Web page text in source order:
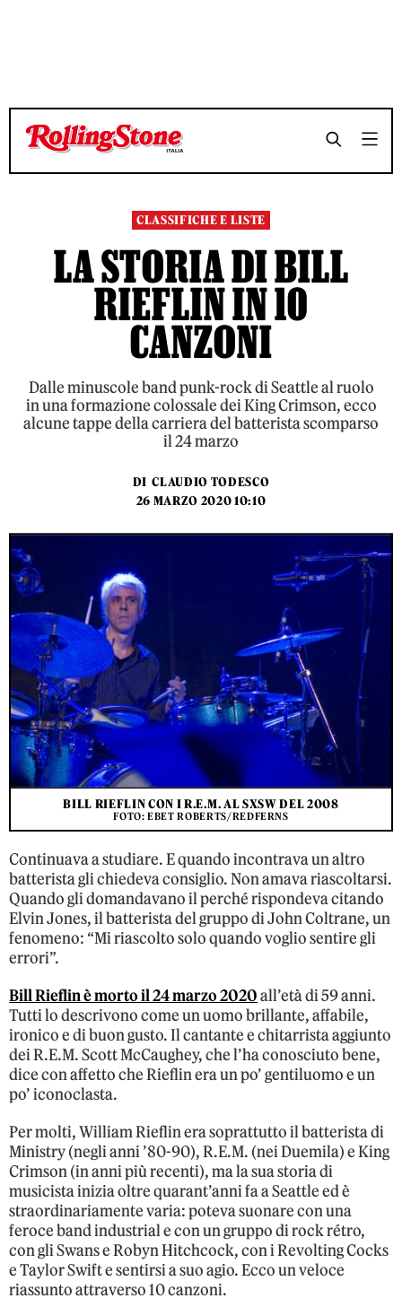
TEMPO DI LETTURA 8 MINUTI SHARE
TEMPO DI LETTURA 8 MINUTI SHARE
CLASSIFICHE E LISTE
LA STORIA DI BILL
RIEFLIN IN 10
CANZONI
Dalle minuscole band punk-rock di Seattle al ruolo
in una formazione colossale dei King Crimson, ecco
alcune tappe della carriera del batterista scomparso
il 24 marzo
DI CLAUDIO TODESCO
26 MARZO 2020 10:10
BILL RIEFLIN CON I R.E.M. AL SXSW DEL 2008
FOTO: EBET ROBERTS/REDFERNS
Continuava a studiare. E quando incontrava un altro
batterista gli chiedeva consiglio. Non amava riascoltarsi.
Quando gli domandavano il perché rispondeva citando
Elvin Jones, il batterista del gruppo di John Coltrane, un
fenomeno: “Mi riascolto solo quando voglio sentire gli
errori”.
Bill Rieflin è morto il 24 marzo 2020all’età di 59 anni.
Tutti lo descrivono come un uomo brillante, affabile,
ironico e di buon gusto. Il cantante e chitarrista aggiunto
dei R.E.M. Scott McCaughey, che l’ha conosciuto bene,
dice con affetto che Rieflin era un po’ gentiluomo e un
po’ iconoclasta.
Per molti, William Rieflin era soprattutto il batterista di
Ministry (negli anni ’80-90), R.E.M. (nei Duemila) e King
Crimson (in anni più recenti), ma la sua storia di
musicista inizia oltre quarant’anni fa a Seattle ed è
straordinariamente varia: poteva suonare con una
feroce band industrial e con un gruppo di rock rétro,
con gli Swans e Robyn Hitchcock, con i Revolting Cocks
e Taylor Swift e sentirsi a suo agio. Ecco un veloce
riassunto attraverso 10 canzoni.